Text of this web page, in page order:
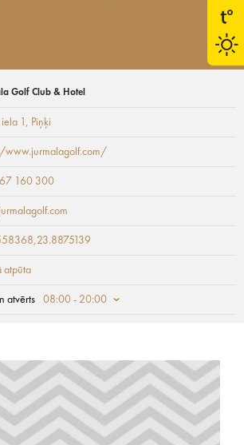
Golf Club & Hotel
1 , Piņķi
www.jurmalagolf.com/
160 300
atpūta
atvērts 08:00 - 20:00